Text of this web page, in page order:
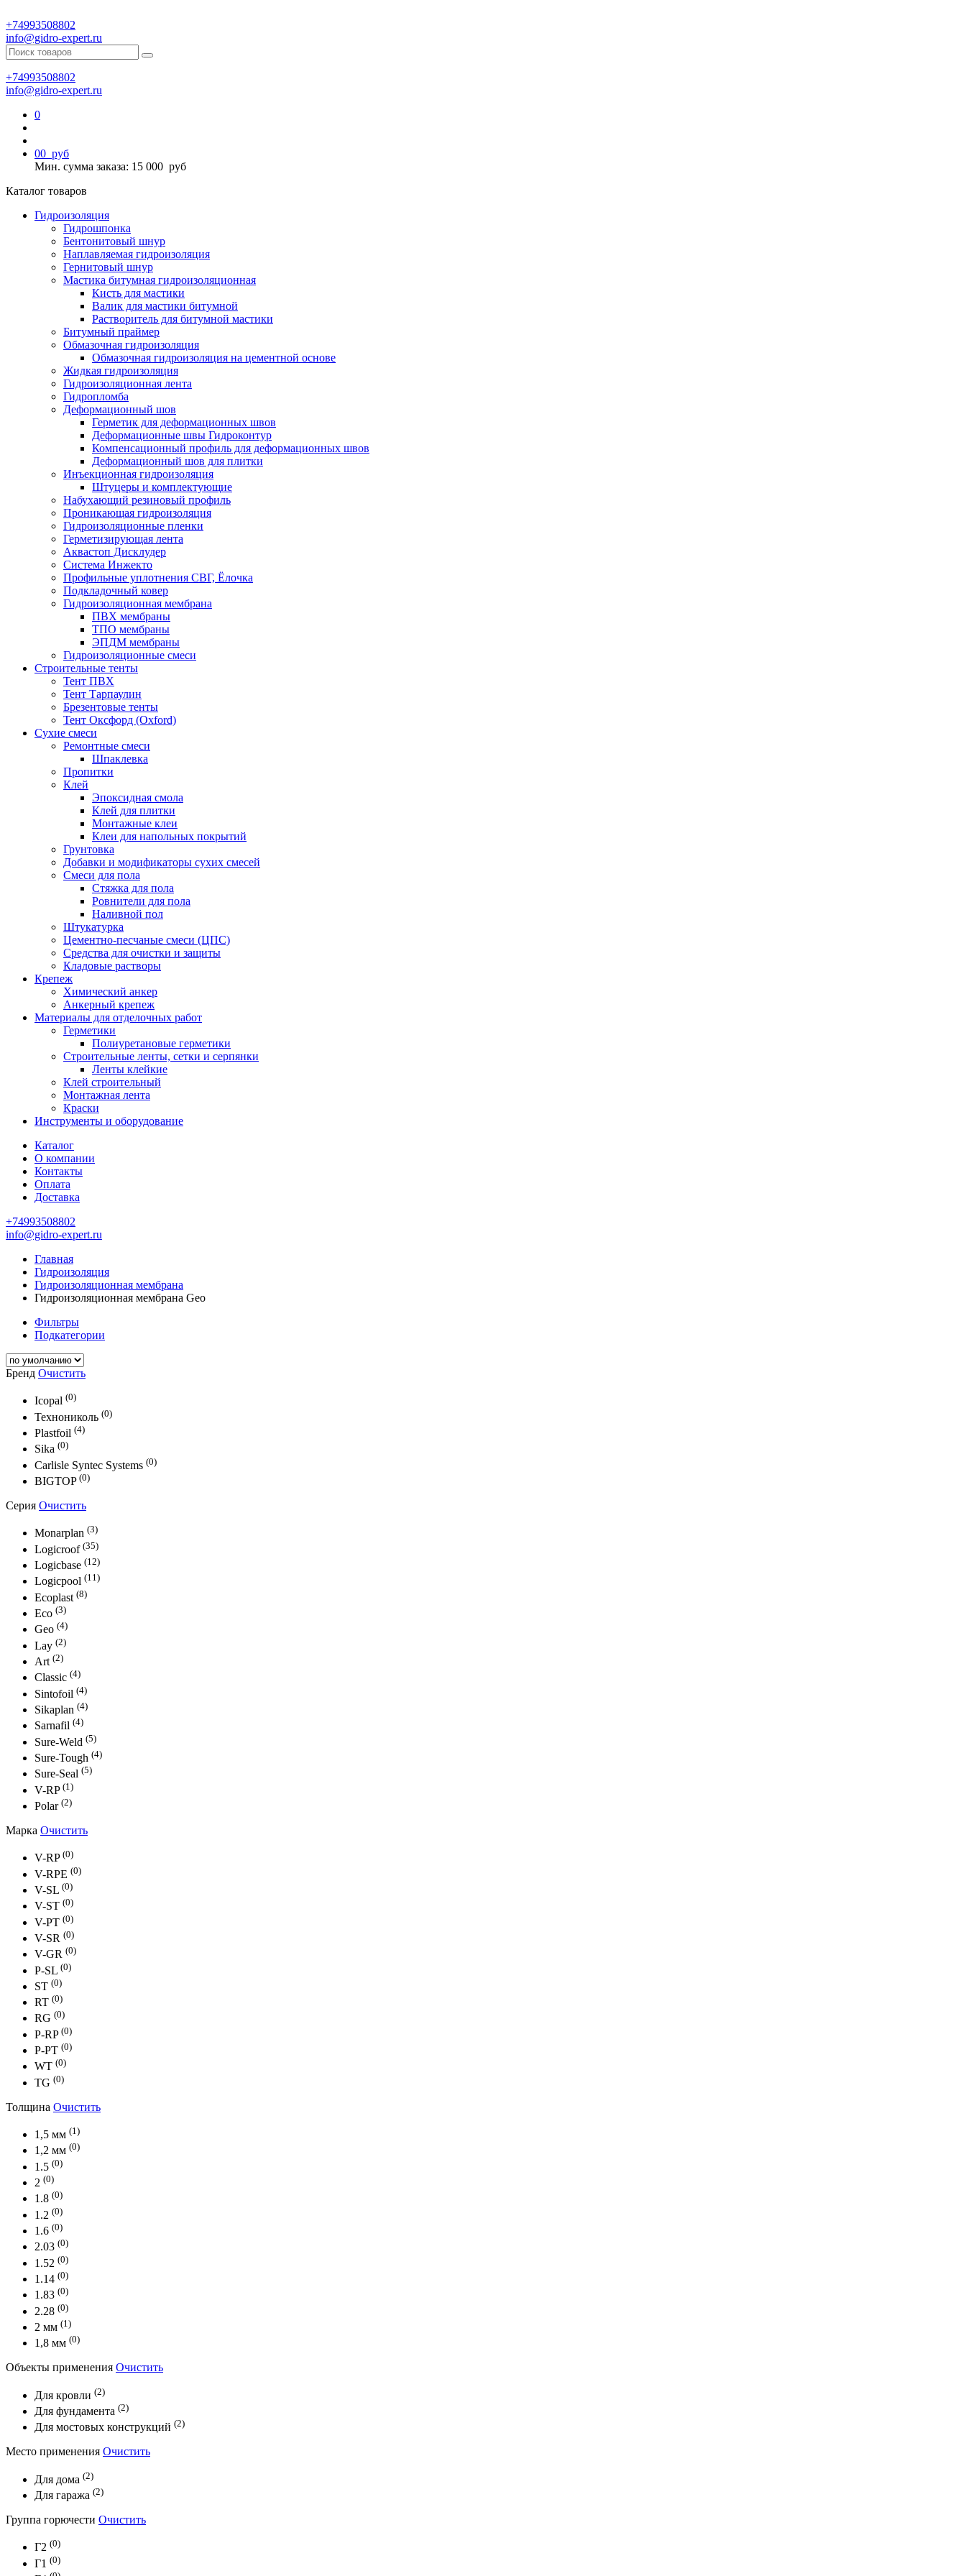
+74993508802
info@gidro-expert.ru
+74993508802
info@gidro-expert.ru
0
00 руб
Мин. сумма заказа: 15 000 руб
Каталог товаров
Гидроизоляция
Гидрошпонка
Бентонитовый шнур
Наплавляемая гидроизоляция
Гернитовый шнур
Мастика битумная гидроизоляционная
Кисть для мастики
Валик для мастики битумной
Растворитель для битумной мастики
Битумный праймер
Обмазочная гидроизоляция
Обмазочная гидроизоляция на цементной основе
Жидкая гидроизоляция
Гидроизоляционная лента
Гидропломба
Деформационный шов
Герметик для деформационных швов
Деформационные швы Гидроконтур
Компенсационный профиль для деформационных швов
Деформационный шов для плитки
Инъекционная гидроизоляция
Штуцеры и комплектующие
Набухающий резиновый профиль
Проникающая гидроизоляция
Гидроизоляционные пленки
Герметизирующая лента
Аквастоп Дисклудер
Система Инжекто
Профильные уплотнения СВГ, Ёлочка
Подкладочный ковер
Гидроизоляционная мембрана
ПВХ мембраны
ТПО мембраны
ЭПДМ мембраны
Гидроизоляционные смеси
Строительные тенты
Тент ПВХ
Тент Тарпаулин
Брезентовые тенты
Тент Оксфорд (Oxford)
Сухие смеси
Ремонтные смеси
Шпаклевка
Пропитки
Клей
Эпоксидная смола
Клей для плитки
Монтажные клеи
Клеи для напольных покрытий
Грунтовка
Добавки и модификаторы сухих смесей
Смеси для пола
Стяжка для пола
Ровнители для пола
Наливной пол
Штукатурка
Цементно-песчаные смеси (ЦПС)
Средства для очистки и защиты
Кладовые растворы
Крепеж
Химический анкер
Анкерный крепеж
Материалы для отделочных работ
Герметики
Полиуретановые герметики
Строительные ленты, сетки и серпянки
Ленты клейкие
Клей строительный
Монтажная лента
Краски
Инструменты и оборудование
Каталог
О компании
Контакты
Оплата
Доставка
+74993508802
info@gidro-expert.ru
Главная
Гидроизоляция
Гидроизоляционная мембрана
Гидроизоляционная мембрана Geo
Фильтры
Подкатегории
Бренд Очистить
Icopal (0)
Технониколь (0)
Plastfoil (4)
Sika (0)
Carlisle Syntec Systems (0)
BIGTOP (0)
Серия Очистить
Monarplan (3)
Logicroof (35)
Logicbase (12)
Logicpool (11)
Ecoplast (8)
Eco (3)
Geo (4)
Lay (2)
Art (2)
Classic (4)
Sintofoil (4)
Sikaplan (4)
Sarnafil (4)
Sure-Weld (5)
Sure-Tough (4)
Sure-Seal (5)
V-RP (1)
Polar (2)
Марка Очистить
V-RP (0)
V-RPE (0)
V-SL (0)
V-ST (0)
V-PT (0)
V-SR (0)
V-GR (0)
P-SL (0)
ST (0)
RT (0)
RG (0)
P-RP (0)
P-PT (0)
WT (0)
TG (0)
Толщина Очистить
1,5 мм (1)
1,2 мм (0)
1.5 (0)
2 (0)
1.8 (0)
1.2 (0)
1.6 (0)
2.03 (0)
1.52 (0)
1.14 (0)
1.83 (0)
2.28 (0)
2 мм (1)
1,8 мм (0)
Объекты применения Очистить
Для кровли (2)
Для фундамента (2)
Для мостовых конструкций (2)
Место применения Очистить
Для дома (2)
Для гаража (2)
Группа горючести Очистить
Г2 (0)
Г1 (0)